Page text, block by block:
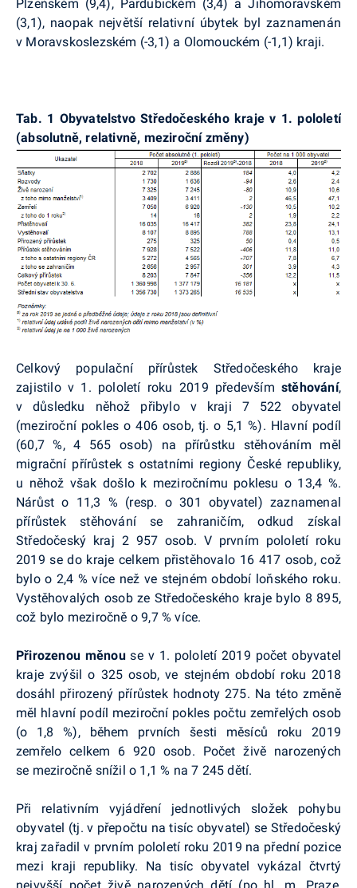
Plzeňském (9,4), Pardubickém (3,4) a Jihomoravském
(3,1), naopak největší relativní úbytek byl zaznamenán
v Moravskoslezském (-3,1) a Olomouckém (-1,1) kraji.
Tab. 1 Obyvatelstvo Středočeského kraje v 1. pololetí
(absolutně, relativně, meziroční změny)
Celkový populační přírůstek Středočeského kraje
zajistilo v 1. pololetí roku 2019 především stěhování,
v důsledku něhož přibylo v kraji 7 522 obyvatel
(meziroční pokles o 406 osob, tj. o 5,1 %). Hlavní podíl
(60,7 %, 4 565 osob) na přírůstku stěhováním měl
migrační přírůstek s ostatními regiony České republiky,
u něhož však došlo k meziročnímu poklesu o 13,4 %.
Nárůst o 11,3 % (resp. o 301 obyvatel) zaznamenal
přírůstek stěhování se zahraničím, odkud získal
Středočeský kraj 2 957 osob. V prvním pololetí roku
2019 se do kraje celkem přistěhovalo 16 417 osob, což
bylo o 2,4 % více než ve stejném období loňského roku.
Vystěhovalých osob ze Středočeského kraje bylo 8 895,
což bylo meziročně o 9,7 % více.
Přirozenou měnouse v 1. pololetí 2019 počet obyvatel
kraje zvýšil o 325 osob, ve stejném období roku 2018
dosáhl přirozený přírůstek hodnoty 275. Na této změně
měl hlavní podíl meziroční pokles počtu zemřelých osob
(o 1,8 %), během prvních šesti měsíců roku 2019
zemřelo celkem 6 920 osob. Počet živě narozených
se meziročně snížil o 1,1 % na 7 245 dětí.
Při relativním vyjádření jednotlivých složek pohybu
obyvatel (tj. v přepočtu na tisíc obyvatel) se Středočeský
kraj zařadil v prvním pololetí roku 2019 na přední pozice
mezi kraji republiky. Na tisíc obyvatel vykázal čtvrtý